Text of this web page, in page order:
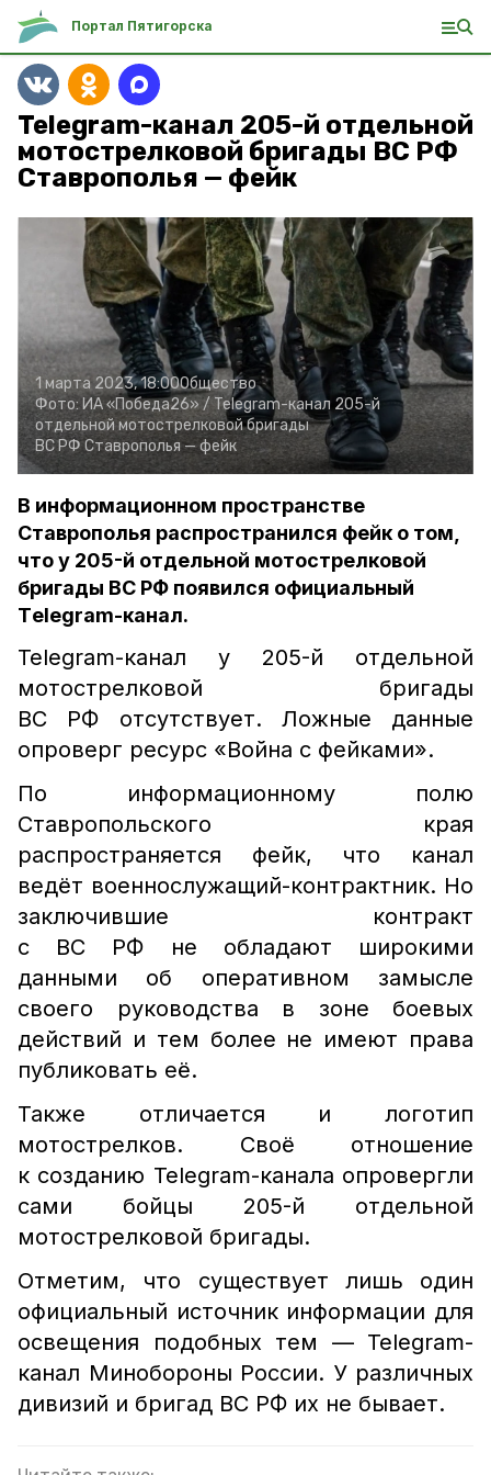
Портал Пятигорска
Telegram-канал 205-й отдельной
мотострелковой бригады ВС РФ
Ставрополья — фейк
1 марта 2023, 18:00Общество
Фото: ИА «Победа26» / Telegram-канал 205-й
отдельной мотострелковой бригады
ВС РФ Ставрополья — фейк
В информационном пространстве
Ставрополья распространился фейк о том,
что у 205-й отдельной мотострелковой
бригады ВС РФ появился официальный
Тelegram-канал.
Telegram-канал у 205-й отдельной
мотострелковой бригады
ВС РФ отсутствует. Ложные данные
опроверг ресурс «Война с фейками».
По информационному полю
Ставропольского края
распространяется фейк, что канал
ведёт военнослужащий-контрактник. Но
заключившие контракт
с ВС РФ не обладают широкими
данными об оперативном замысле
своего руководства в зоне боевых
действий и тем более не имеют права
публиковать её.
Также отличается и логотип
мотострелков. Своё отношение
к созданию Telegram-канала опровергли
сами бойцы 205-й отдельной
мотострелковой бригады.
Отметим, что существует лишь один
официальный источник информации для
освещения подобных тем — Telegram-
канал Минобороны России. У различных
дивизий и бригад ВС РФ их не бывает.